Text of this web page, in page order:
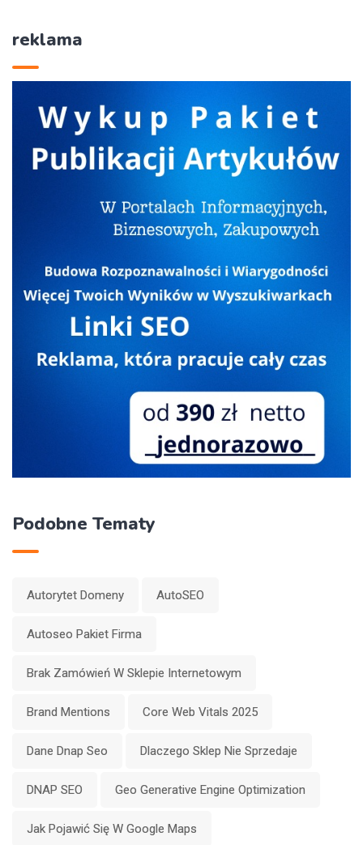
reklama
Podobne Tematy
Autorytet Domeny AutoSEO
Autoseo Pakiet Firma
Brak Zamówień W Sklepie Internetowym
Brand Mentions Core Web Vitals 2025
Dane Dnap Seo Dlaczego Sklep Nie Sprzedaje
DNAP SEO Geo Generative Engine Optimization
Jak Pojawić Się W Google Maps